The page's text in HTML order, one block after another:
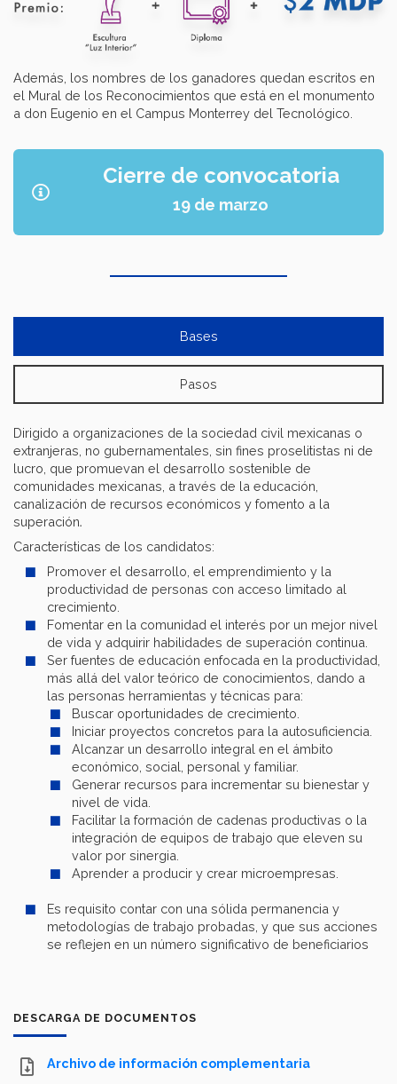
Además, los nombres de los ganadores quedan escritos en
el Mural de los Reconocimientos que está en el monumento
a don Eugenio en el Campus Monterrey del Tecnológico.
Cierre de convocatoria
19 de marzo
Bases
Pasos
Dirigido a organizaciones de la sociedad civil mexicanas o
extranjeras, no gubernamentales, sin fines proselitistas ni de
lucro, que promuevan el desarrollo sostenible de
comunidades mexicanas, a través de la educación,
canalización de recursos económicos y fomento a la
superación.
Características de los candidatos:
Promover el desarrollo, el emprendimiento y la
productividad de personas con acceso limitado al
crecimiento.
Fomentar en la comunidad el interés por un mejor nivel
de vida y adquirir habilidades de superación continua.
Ser fuentes de educación enfocada en la productividad,
más allá del valor teórico de conocimientos, dando a
las personas herramientas y técnicas para:
Buscar oportunidades de crecimiento.
Iniciar proyectos concretos para la autosuficiencia.
Alcanzar un desarrollo integral en el ámbito
económico, social, personal y familiar.
Generar recursos para incrementar su bienestar y
nivel de vida.
Facilitar la formación de cadenas productivas o la
integración de equipos de trabajo que eleven su
valor por sinergia.
Aprender a producir y crear microempresas.
Es requisito contar con una sólida permanencia y
metodologías de trabajo probadas, y que sus acciones
se reflejen en un número significativo de beneficiarios
DESCARGA DE DOCUMENTOS
Archivo de información complementaria